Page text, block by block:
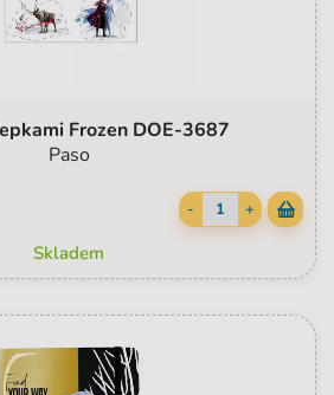
Frozen DOE-3687
Paso
- +
Skladem